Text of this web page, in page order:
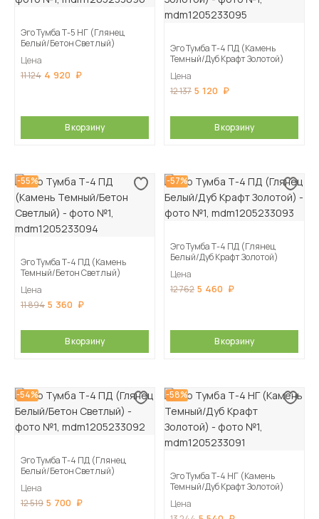
Эго Тумба Т-5 НГ (Глянец
Белый/Бетон Светлый)
Цена
11 124 4 920
В корзину
Эго Тумба Т-4 ПД (Камень
Темный/Дуб Крафт Золотой)
Цена
12 137 5 120
В корзину
-55%
Эго Тумба Т-4 ПД (Камень
Темный/Бетон Светлый)
Цена
11 894 5 360
В корзину
-57%
Эго Тумба Т-4 ПД (Глянец
Белый/Дуб Крафт Золотой)
Цена
12 762 5 460
В корзину
-54%
Эго Тумба Т-4 ПД (Глянец
Белый/Бетон Светлый)
Цена
12 519 5 700
-58%
Эго Тумба Т-4 НГ (Камень
Темный/Дуб Крафт Золотой)
Цена